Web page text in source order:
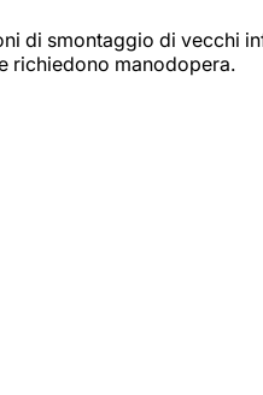
di smontaggio di
richiedono manodopera.